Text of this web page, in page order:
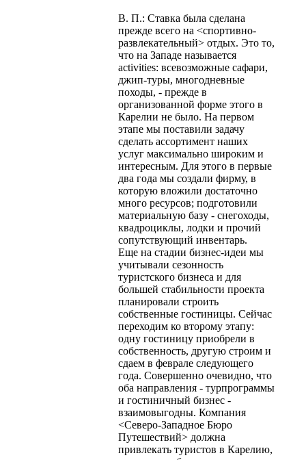
В. П.: Ставка была сделана
прежде всего на <спортивно-
развлекательный> отдых. Это то,
что на Западе называется
activities: всевозможные сафари,
джип-туры, многодневные
походы, - прежде в
организованной форме этого в
Карелии не было. На первом
этапе мы поставили задачу
сделать ассортимент наших
услуг максимально широким и
интересным. Для этого в первые
два года мы создали фирму, в
которую вложили достаточно
много ресурсов; подготовили
материальную базу - снегоходы,
квадроциклы, лодки и прочий
сопутствующий инвентарь.
Еще на стадии бизнес-идеи мы
учитывали сезонность
туристского бизнеса и для
большей стабильности проекта
планировали строить
собственные гостиницы. Сейчас
переходим ко второму этапу:
одну гостиницу приобрели в
собственность, другую строим и
сдаем в феврале следующего
года. Совершенно очевидно, что
оба направления - турпрограммы
и гостиничный бизнес -
взаимовыгодны. Компания
<Северо-Западное Бюро
Путешествий> должна
привлекать туристов в Карелию,